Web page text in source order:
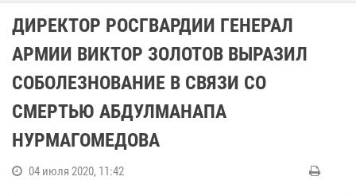
ДИРЕКТОР РОСГВАРДИИ ГЕНЕРАЛ
АРМИИ ВИКТОР ЗОЛОТОВ ВЫРАЗИЛ
СОБОЛЕЗНОВАНИЕ В СВЯЗИ СО
СМЕРТЬЮ АБДУЛМАНАПА
НУРМАГОМЕДОВА
04 июля 2020, 11:42